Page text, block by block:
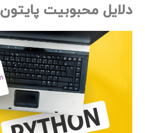
دلایل محبوبیت پایتون